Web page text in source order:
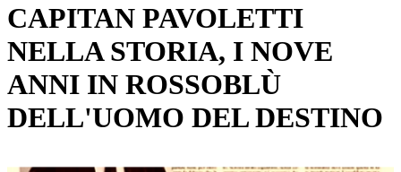
CAPITAN PAVOLETTI
NELLA STORIA, I NOVE
ANNI IN ROSSOBLÙ
DELL'UOMO DEL DESTINO